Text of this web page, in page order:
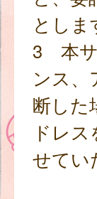
としま
3 本サ
ンス、
断した
ドレ
せてい